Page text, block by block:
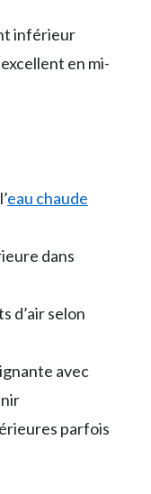
inférieur
en mi-
eau chaude
dans
d’air selon
avec
parfois